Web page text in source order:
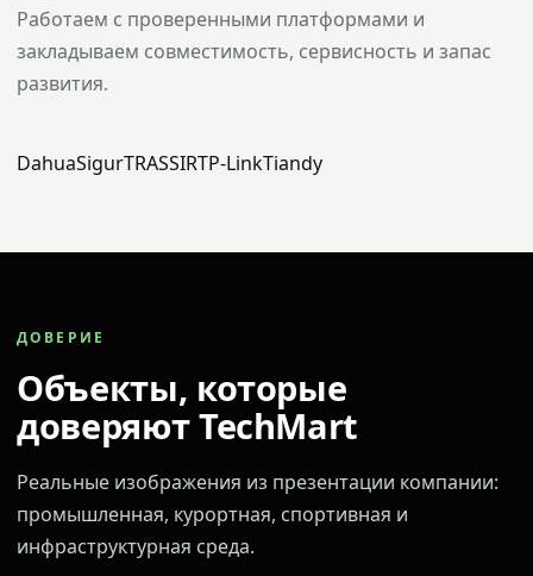
Работаем с проверенными платформами и
закладываем совместимость, сервисность и запас
развития.
DahuaSigurTRASSIRTP-LinkTiandy
ДОВЕРИЕ
Объекты, которые
доверяют TechMart
Реальные изображения из презентации компании:
промышленная, курортная, спортивная и
инфраструктурная среда.